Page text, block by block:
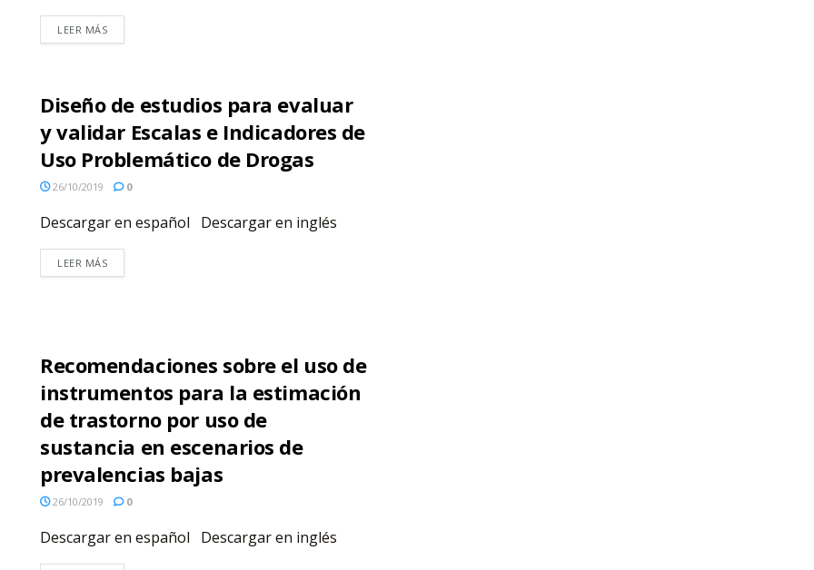
LEER MÁS
Diseño de estudios para evaluar
y validar Escalas e Indicadores de
Uso Problemático de Drogas
26/10/2019 0
Descargar en español Descargar en inglés
LEER MÁS
Recomendaciones sobre el uso de
instrumentos para la estimación
de trastorno por uso de
sustancia en escenarios de
prevalencias bajas
26/10/2019 0
Descargar en español Descargar en inglés